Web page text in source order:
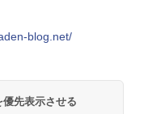
blog.net/
先表示させる